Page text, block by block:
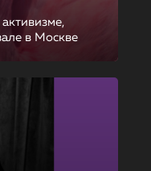
в Москве